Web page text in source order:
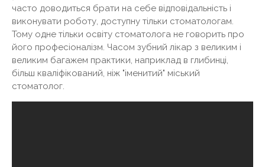
часто доводиться брати на себе відповідальність і
виконувати роботу, доступну тільки стоматологам.
Тому одне тільки освіту стоматолога не говорить про
його професіоналізм. Часом зубний лікар з великим і
великим багажем практики, наприклад в глибинці,
більш кваліфікований, ніж "іменитий" міський
стоматолог.